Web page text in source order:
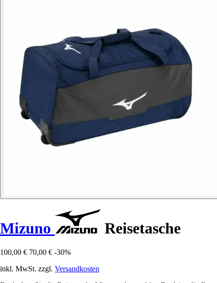
Mizuno Reisetasche
100,00 € 70,00 € -30%
inkl. MwSt. zzgl. Versandkosten